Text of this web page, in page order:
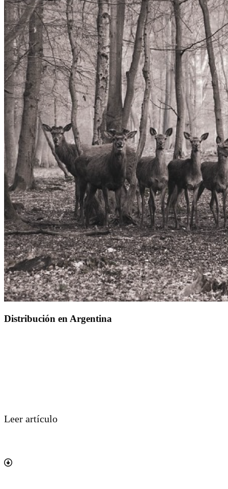
Distribución en Argentina
Leer artículo